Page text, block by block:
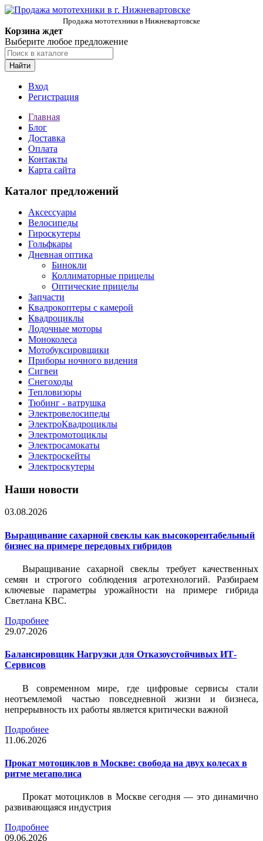
Продажа мототехники в Нижневартовске
Корзина ждет
Выберите любое предложение
Найти
Вход
Регистрация
Главная
Блог
Доставка
Оплата
Контакты
Карта сайта
Каталог предложений
Аксессуары
Велосипеды
Гироскутеры
Гольфкары
Дневная оптика
Бинокли
Коллиматорные прицелы
Оптические прицелы
Запчасти
Квадрокоптеры с камерой
Квадроциклы
Лодочные моторы
Моноколеса
Мотобуксировщики
Приборы ночного видения
Сигвеи
Снегоходы
Тепловизоры
Тюбинг - ватрушка
Электровелосипеды
ЭлектроКвадроциклы
Электромотоциклы
Электросамокаты
Электроскейты
Электроскутеры
Наши новости
03.08.2026
Выращивание сахарной свеклы как высокорентабельный
бизнес на примере передовых гибридов
Выращивание сахарной свеклы требует качественных
семян и строгого соблюдения агротехнологий. Разбираем
ключевые параметры урожайности на примере гибрида
Светлана КВС.
Подробнее
29.07.2026
Балансировщик Нагрузки для Отказоустойчивых ИТ-
Сервисов
В современном мире, где цифровые сервисы стали
неотъемлемой частью повседневной жизни и бизнеса,
непрерывность их работы является критически важной
Подробнее
11.06.2026
Прокат мотоциклов в Москве: свобода на двух колесах в
ритме мегаполиса
Прокат мотоциклов в Москве сегодня — это динамично
развивающаяся индустрия
Подробнее
09.06.2026